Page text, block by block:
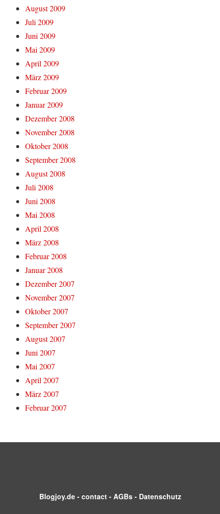
August 2009
Juli 2009
Juni 2009
Mai 2009
April 2009
März 2009
Februar 2009
Januar 2009
Dezember 2008
November 2008
Oktober 2008
September 2008
August 2008
Juli 2008
Juni 2008
Mai 2008
April 2008
März 2008
Februar 2008
Januar 2008
Dezember 2007
November 2007
Oktober 2007
September 2007
August 2007
Juni 2007
Mai 2007
April 2007
März 2007
Februar 2007
Blogjoy.de- contact- AGBs- Datenschutz